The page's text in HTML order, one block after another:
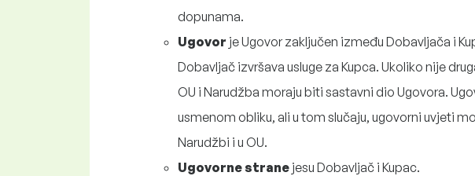
dopunama.
Ugovor je Ugovor zaključen između Dobavljača i
Dobavljač izvršava usluge za Kupca. Ukoliko nije
OU i Narudžba moraju biti sastavni dio Ugovora.
usmenom obliku, ali u tom slučaju, ugovorni uvjeti
Narudžbi i u OU.
Ugovorne strane jesu Dobavljač i Kupac.